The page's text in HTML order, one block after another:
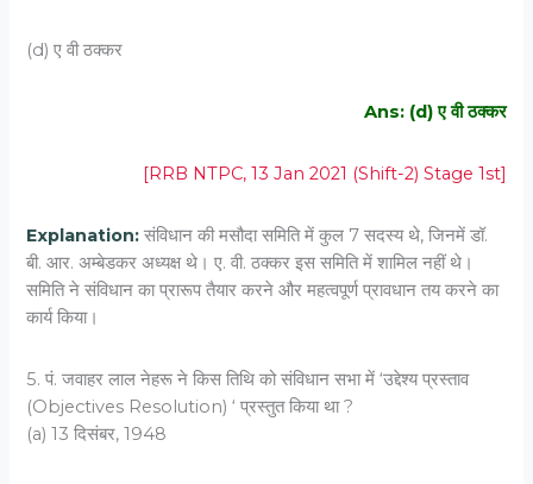
(d) ए वी ठक्कर
Ans: (d) ए वी ठक्कर
[RRB NTPC, 13 Jan 2021 (Shift-2) Stage 1st]
Explanation: संविधान की मसौदा समिति में कुल 7 सदस्य थे, जिनमें डॉ.
बी. आर. अम्बेडकर अध्यक्ष थे। ए. वी. ठक्कर इस समिति में शामिल नहीं थे।
समिति ने संविधान का प्रारूप तैयार करने और महत्वपूर्ण प्रावधान तय करने का
कार्य किया।
5. पं. जवाहर लाल नेहरू ने किस तिथि को संविधान सभा में ‘उद्देश्य प्रस्ताव
(Objectives Resolution) ‘ प्रस्तुत किया था ?
(a) 13 दिसंबर, 1948